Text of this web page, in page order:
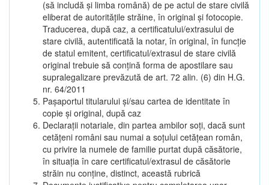
(să includă și limba română) de pe actul de stare civilă
eliberat de autoritățile străine, în original și fotocopie.
Traducerea, după caz, a certificatului/extrasului de
stare civilă, autentificată la notar, în original, în funcție
de statul emitent, certificatul/extrasul de stare civilă
original trebuie să conțină forma de apostilare sau
supralegalizare prevăzută de art. 72 alin. (6) din H.G.
nr. 64/2011
Pașaportul titularului și/sau cartea de identitate în
copie și original, după caz
Declarații notariale, din partea ambilor soți, dacă sunt
cetățeni români sau numai a soțului cetățean român,
cu privire la numele de familie purtat după căsătorie,
în situația în care certificatul/extrasul de căsătorie
străin nu conține, distinct, această rubrică